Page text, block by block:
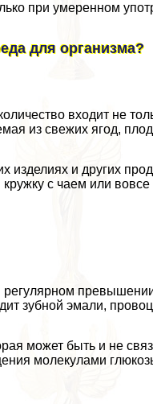
при умеренном
для организма?
входит не
из свежих ягод,
изделиях и других
с чаем или вовсе
зубной эмали,
может быть и не
молекулами